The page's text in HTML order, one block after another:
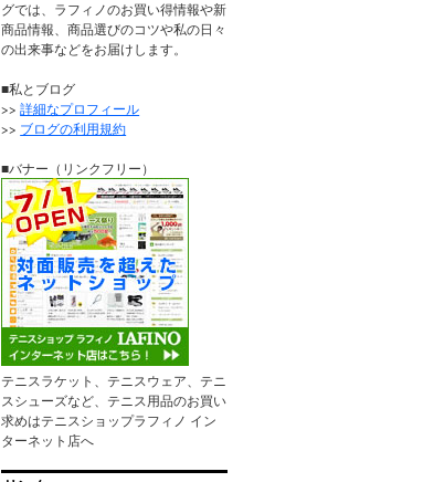
グでは、ラフィノのお買い得情報や新
商品情報、商品選びのコツや私の日々
の出来事などをお届けします。
■私とブログ
>>詳細なプロフィール
>> ブログの利用規約
■バナー（リンクフリー）
テニスラケット、テニスウェア、テニ
スシューズなど、テニス用品のお買い
求めはテニスショップラフィノ イン
ターネット店へ